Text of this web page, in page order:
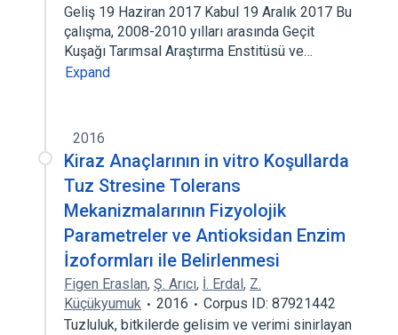
Geliş 19 Haziran 2017 Kabul 19 Aralık 2017 Bu
çalışma, 2008-2010 yılları arasında Geçit
Kuşağı Tarımsal Araştırma Enstitüsü ve…
Expand
2016
Kiraz Anaçlarının in vitro Koşullarda
Tuz Stresine Tolerans
Mekanizmalarının Fizyolojik
Parametreler ve Antioksidan Enzim
İzoformları ile Belirlenmesi
Figen Eraslan, Ş. Arıcı, İ. Erdal, Z.
Küçükyumuk
2016
Corpus ID: 87921442
Tuzluluk, bitkilerde gelisim ve verimi sinirlayan